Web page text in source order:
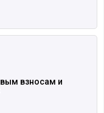
взносам и